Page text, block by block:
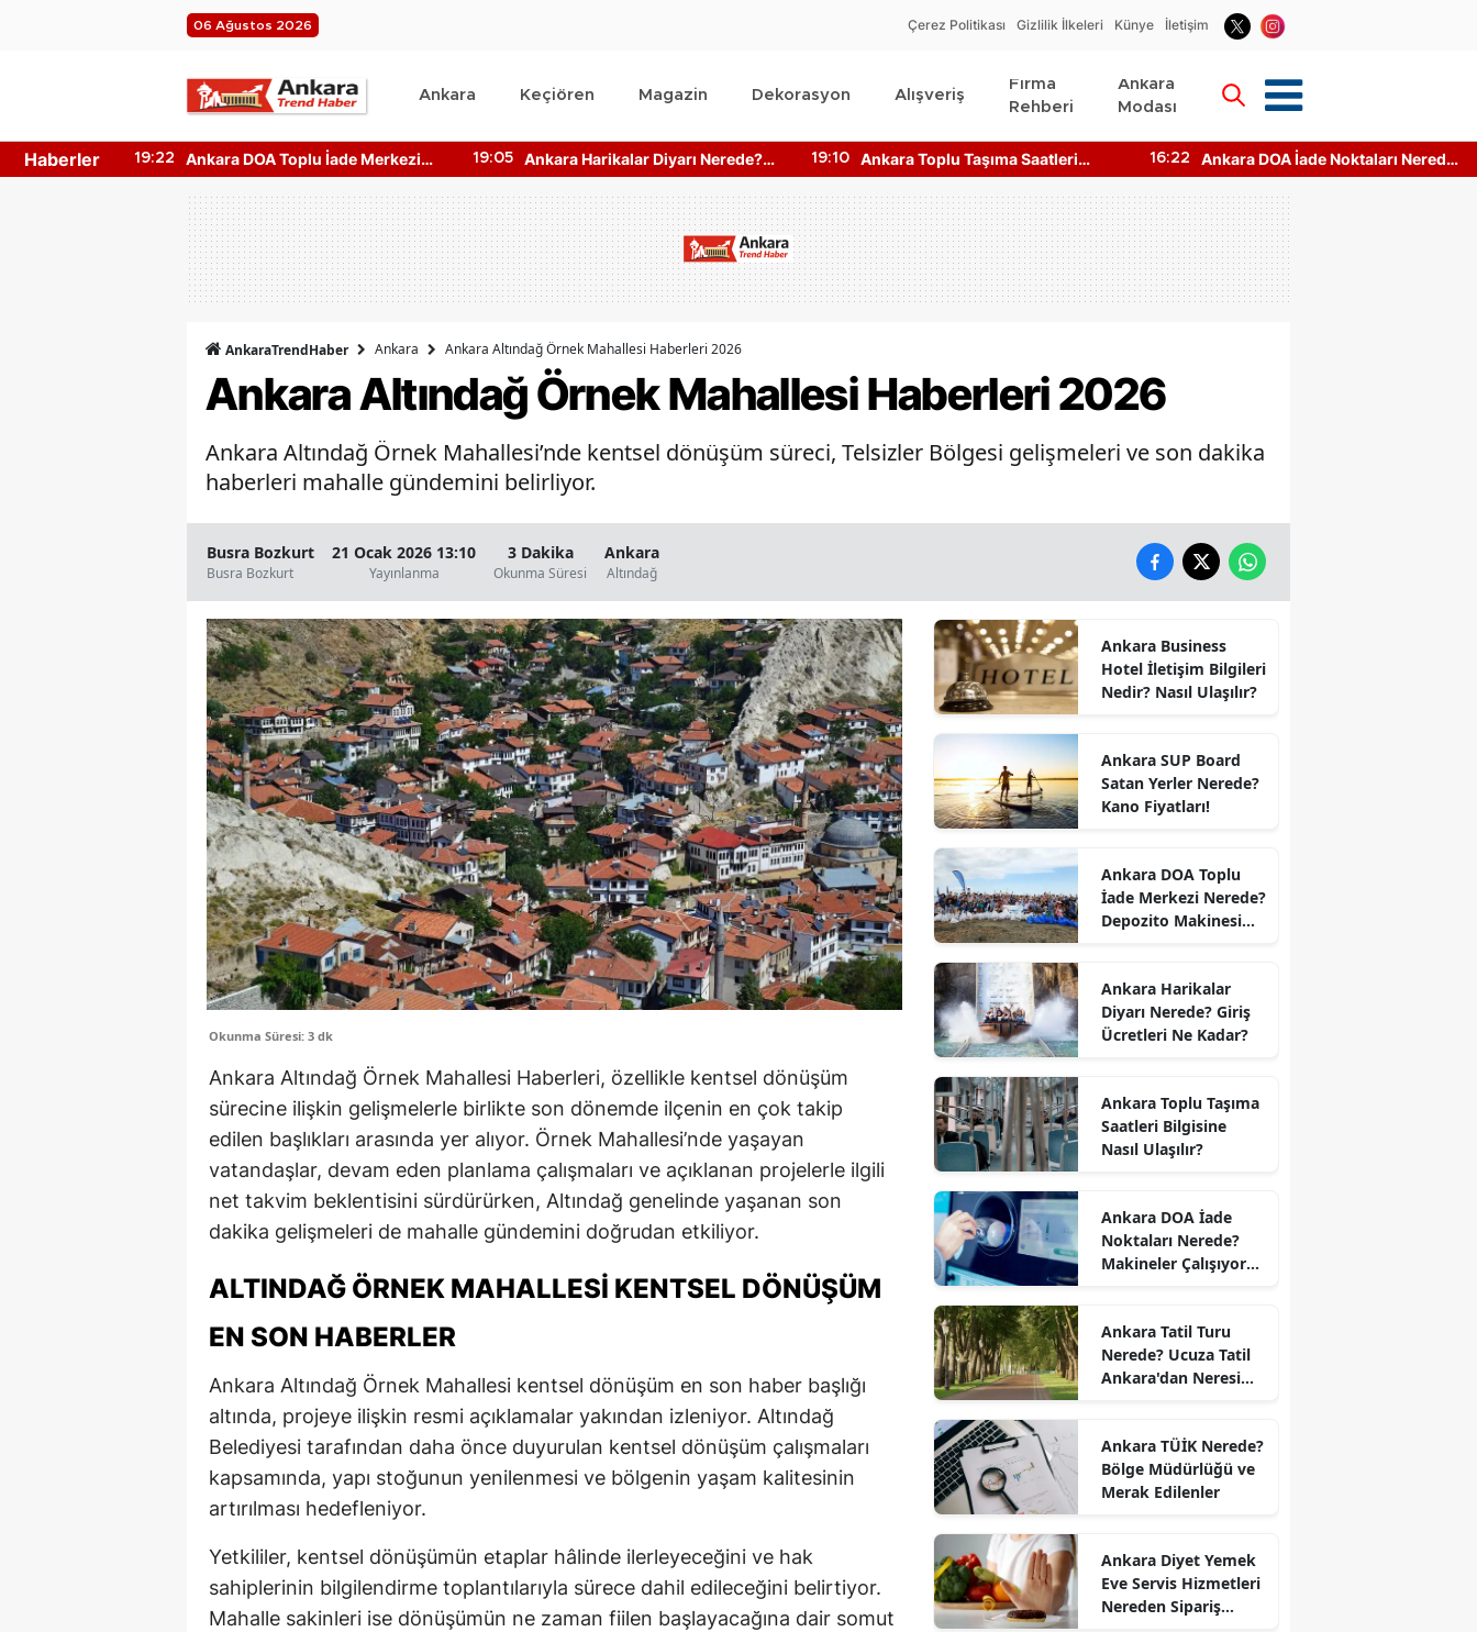
06 Ağustos 2026 Çerez Politikası Gizlilik İlkeleri Künye İletişim
Ankara Keçiören Magazin Dekorasyon Alışveriş
Firma
Rehberi
Ankara
Modası
Haberler
İade Merkezi
Makinesi
19:05
Ankara Harikalar Diyarı Nerede?
Giriş Ücretleri Ne Kadar?
19:10
Ankara Toplu Taşıma Saatleri
Bilgisine Nasıl Ulaşılır?
16:22
Ankara DOA İade Noktaları Nerede?
Makineler Çalışıyor mu?
21:36
Ankara Tatil Turu Nerede?
Tatil Ankara'dan Neresi Var?
AnkaraTrendHaber Ankara Ankara Altındağ Örnek Mahallesi Haberleri 2026
Ankara Altındağ Örnek Mahallesi Haberleri 2026
Ankara Altındağ Örnek Mahallesi’nde kentsel dönüşüm süreci, Telsizler Bölgesi gelişmeleri ve son dakika
haberleri mahalle gündemini belirliyor.
Busra Bozkurt
Busra Bozkurt
21 Ocak 2026 13:10
Yayınlanma
3 Dakika
Okunma Süresi
Ankara
Altındağ
Okunma Süresi: 3 dk
Ankara Altındağ Örnek Mahallesi Haberleri, özellikle kentsel dönüşüm
sürecine ilişkin gelişmelerle birlikte son dönemde ilçenin en çok takip
edilen başlıkları arasında yer alıyor. Örnek Mahallesi’nde yaşayan
vatandaşlar, devam eden planlama çalışmaları ve açıklanan projelerle ilgili
net takvim beklentisini sürdürürken, Altındağ genelinde yaşanan son
dakika gelişmeleri de mahalle gündemini doğrudan etkiliyor.
ALTINDAĞ ÖRNEK MAHALLESI KENTSEL DÖNÜŞÜM
EN SON HABERLER
Ankara Altındağ Örnek Mahallesi kentsel dönüşüm en son haber başlığı
altında, projeye ilişkin resmi açıklamalar yakından izleniyor. Altındağ
Belediyesi tarafından daha önce duyurulan kentsel dönüşüm çalışmaları
kapsamında, yapı stoğunun yenilenmesi ve bölgenin yaşam kalitesinin
artırılması hedefleniyor.
Yetkililer, kentsel dönüşümün etaplar hâlinde ilerleyeceğini ve hak
sahiplerinin bilgilendirme toplantılarıyla sürece dahil edileceğini belirtiyor.
Mahalle sakinleri ise dönüşümün ne zaman fiilen başlayacağına dair somut
Ankara Business
Hotel İletişim Bilgileri
Nedir? Nasıl Ulaşılır?
Ankara SUP Board
Satan Yerler Nerede?
Kano Fiyatları!
Ankara DOA Toplu
İade Merkezi Nerede?
Depozito Makinesi
Ankara Harikalar
Diyarı Nerede? Giriş
Ücretleri Ne Kadar?
Ankara Toplu Taşıma
Saatleri Bilgisine
Nasıl Ulaşılır?
Ankara DOA İade
Noktaları Nerede?
Makineler Çalışıyor
Ankara Tatil Turu
Nerede? Ucuza Tatil
Ankara'dan Neresi
Ankara TÜİK Nerede?
Bölge Müdürlüğü ve
Merak Edilenler
Ankara Diyet Yemek
Eve Servis Hizmetleri
Nereden Sipariş